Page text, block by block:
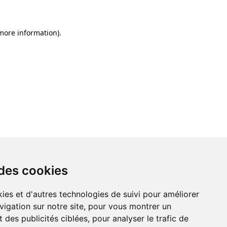
cookies
et d'autres technologies de suivi pour améliorer
sur notre site, pour vous montrer un
des publicités ciblées, pour analyser le trafic de
information).